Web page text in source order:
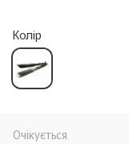
Колір
Очікується